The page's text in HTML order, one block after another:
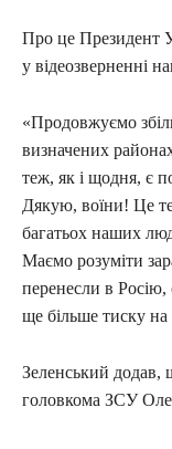
Про це Президент
у відеозверненні
«Продовжуємо
визначених
теж, як і щодня, є
Дякую, воїни! Це
багатьох наших
Маємо розуміти
перенесли в
ще більше тиску
Зеленський додав,
головкома ЗСУ